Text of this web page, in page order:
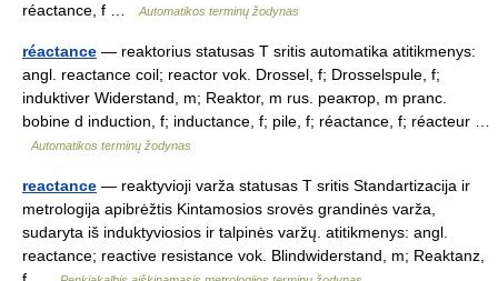
réactance, f …Automatikos terminų žodynas
réactance — reaktorius statusas T sritis automatika atitikmenys:
angl. reactance coil; reactor vok. Drossel, f; Drosselspule, f;
induktiver Widerstand, m; Reaktor, m rus. реактор, m pranc.
bobine d induction, f; inductance, f; pile, f; réactance, f; réacteur …
Automatikos terminų žodynas
reactance — reaktyvioji varža statusas T sritis Standartizacija ir
metrologija apibrėžtis Kintamosios srovės grandinės varža,
sudaryta iš induktyviosios ir talpinės varžų. atitikmenys: angl.
reactance; reactive resistance vok. Blindwiderstand, m; Reaktanz,